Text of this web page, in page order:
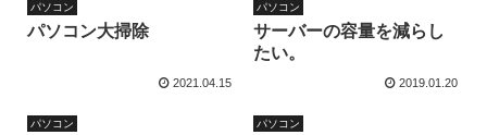
パソコン
パソコン大掃除
2021.04.15
パソコン
サーバーの容量を減らし
たい。
2019.01.20
パソコン パソコン